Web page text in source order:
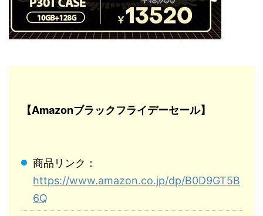
【Amazonブラックフライデーセール】
商品リンク：
https://www.amazon.co.jp/dp/B0D9GT5B
6Q